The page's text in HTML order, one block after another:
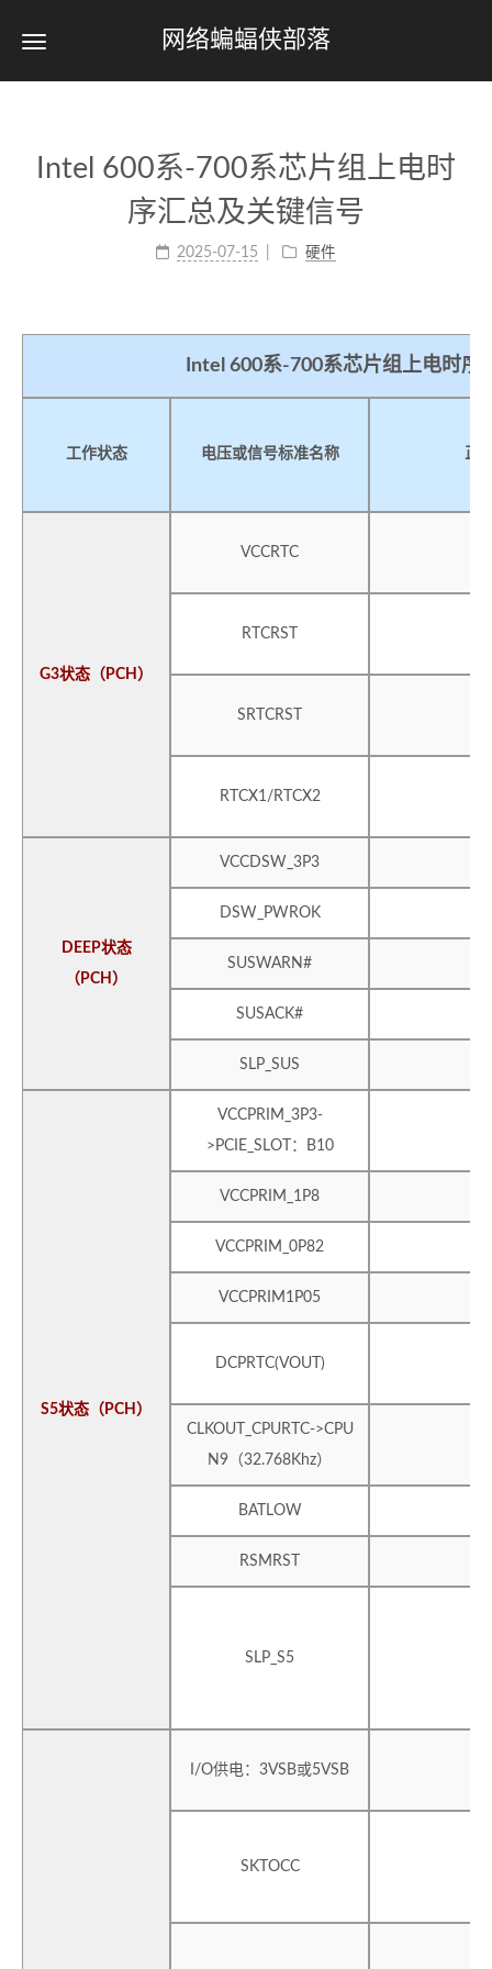
网络蝙蝠侠部落
Intel 600系-700系芯片组上电时
序汇总及关键信号
2025-07-15 硬件
Intel 600系-700系芯片组上电时序
工作状态 电压或信号标准名称 正
G3状态（PCH）
VCCRTC
RTCRST
SRTCRST
RTCX1/RTCX2
DEEP状态
（PCH）
VCCDSW_3P3
DSW_PWROK
SUSWARN#
SUSACK#
SLP_SUS
S5状态（PCH）
VCCPRIM_3P3-
>PCIE_SLOT：B10
VCCPRIM_1P8
VCCPRIM_0P82
VCCPRIM1P05
DCPRTC(VOUT)
CLKOUT_CPURTC->CPU
N9（32.768Khz）
BATLOW
RSMRST
SLP_S5
I/O供电：3VSB或5VSB
SKTOCC